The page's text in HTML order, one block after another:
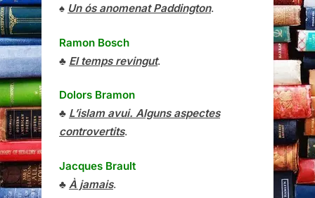
♠ Un ós anomenat Paddington.
Ramon Bosch
♣ El temps revingut.
Dolors Bramon
♣ L’islam avui. Alguns aspectes
controvertits.
Jacques Brault
♣ À jamais.